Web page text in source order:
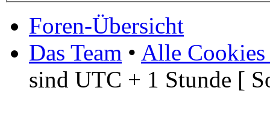
Foren-Übersicht
Das Team • Alle Cookies
sind UTC + 1 Stunde [